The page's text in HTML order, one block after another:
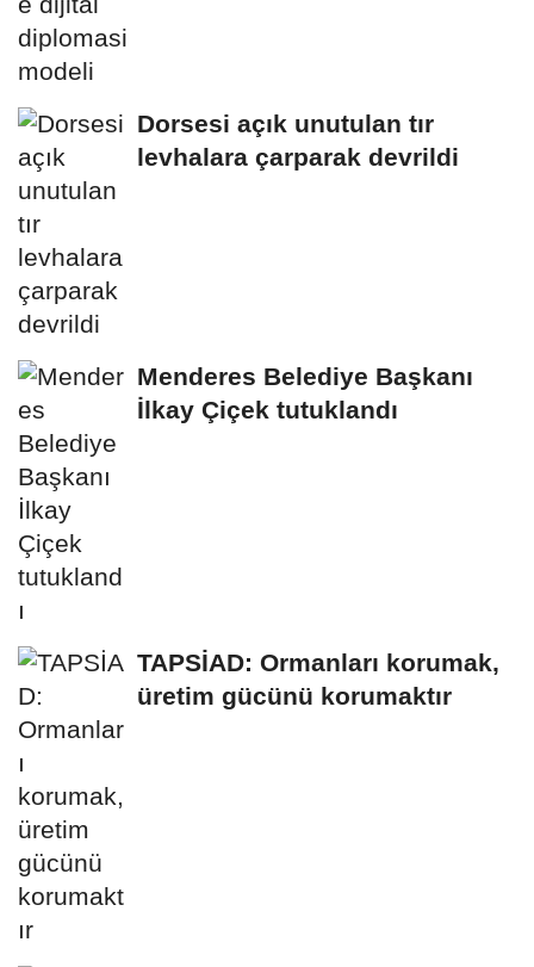
Dorsesi açık unutulan tır
levhalara çarparak devrildi
Menderes Belediye Başkanı
İlkay Çiçek tutuklandı
TAPSİAD: Ormanları korumak,
üretim gücünü korumaktır